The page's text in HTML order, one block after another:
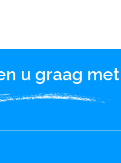
u graag met